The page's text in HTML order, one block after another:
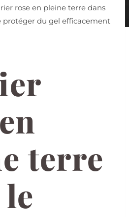
rose en pleine terre dans
protéger du gel efficacement
terre